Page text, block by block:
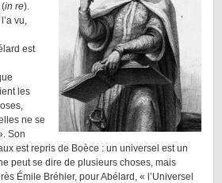
(in re).
vu,
est
les
ne se
Son
est repris de Boèce : un universel est un
peut se dire de plusieurs choses, mais
Émile Bréhier, pour Abélard, « l’Universel